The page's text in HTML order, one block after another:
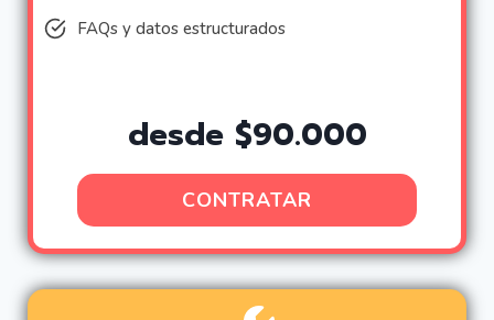
FAQs y datos estructurados
desde $90.000
CONTRATAR